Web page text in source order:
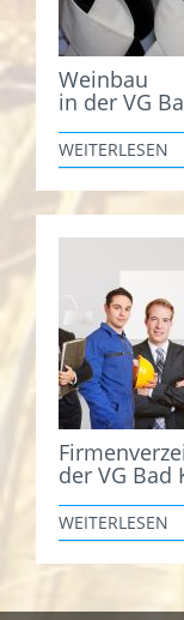
Weinbau
in der VG
WEITERLESEN
der VG Bad
WEITERLESEN